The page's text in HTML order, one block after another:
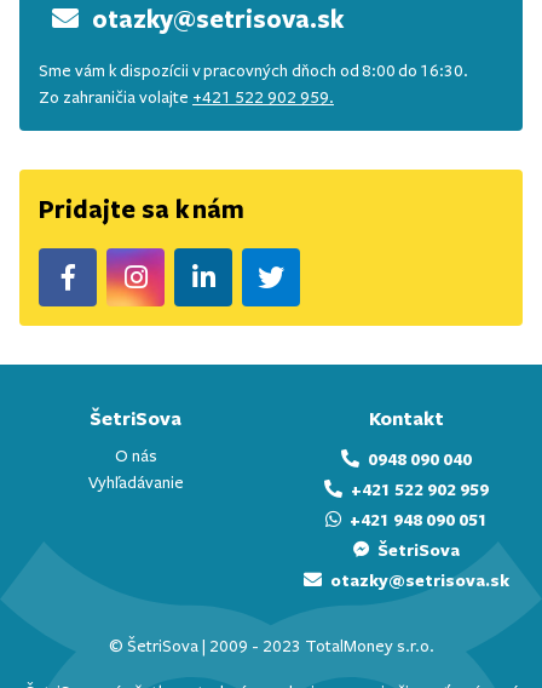
otazky@setrisova.sk
Sme vám k dispozícii v pracovných dňoch od 8:00 do 16:30.
Zo zahraničia volajte +421 522 902 959.
Pridajte sa k nám
ŠetriSova
O nás
Vyhľadávanie
Kontakt
0948 090 040
+421 522 902 959
+421 948 090 051
ŠetriSova
otazky@setrisova.sk
© ŠetriSova | 2009 - 2023 TotalMoney s.r.o.